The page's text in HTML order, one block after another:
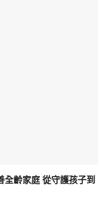
全齡家庭 從守護孩子到